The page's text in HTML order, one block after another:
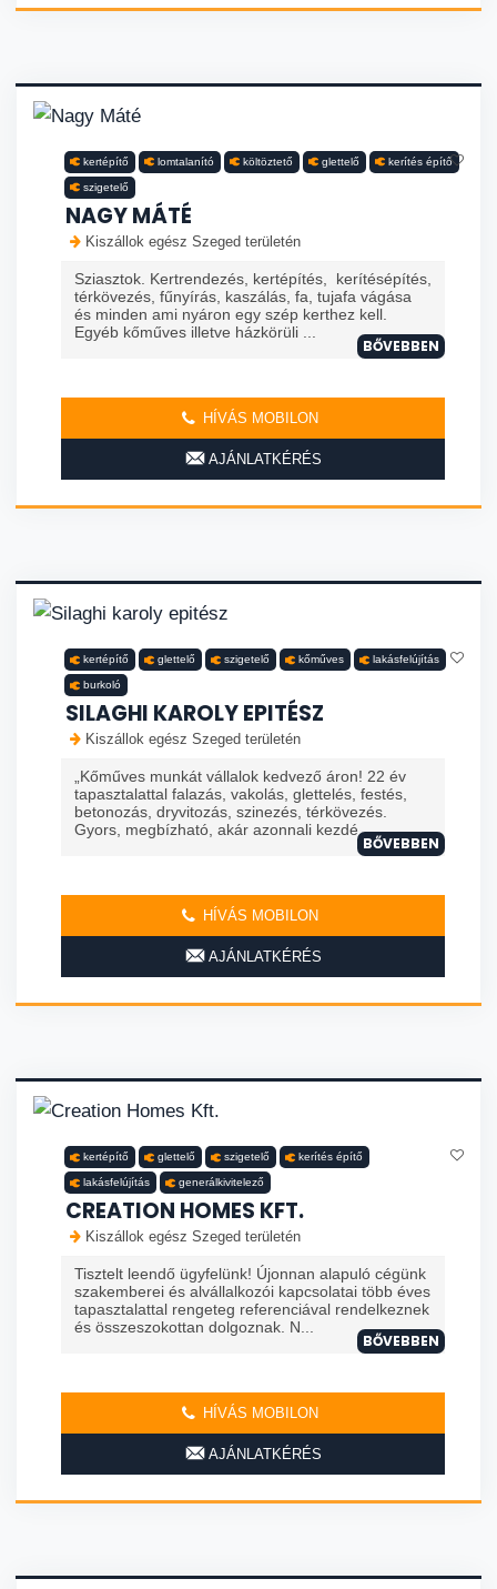
kertépítő lomtalanító költöztető glettelő kerítés építő
szigetelő
NAGY MÁTÉ
Kiszállok egész Szeged területén
Sziasztok. Kertrendezés, kertépítés, kerítésépítés,
térkövezés, fűnyírás, kaszálás, fa, tujafa vágása
és minden ami nyáron egy szép kerthez kell.
Egyéb kőműves illetve házkörüli ...
BŐVEBBEN
HÍVÁS MOBILON
AJÁNLATKÉRÉS
kertépítő glettelő szigetelő kőműves lakásfelújítás
burkoló
SILAGHI KAROLY EPITÉSZ
Kiszállok egész Szeged területén
„Kőműves munkát vállalok kedvező áron! 22 év
tapasztalattal falazás, vakolás, glettelés, festés,
betonozás, dryvitozás, szinezés, térkövezés.
Gyors, megbízható, akár azonnali kezdé
BŐVEBBEN
HÍVÁS MOBILON
AJÁNLATKÉRÉS
kertépítő glettelő szigetelő kerítés építő
lakásfelújítás generálkivitelező
CREATION HOMES KFT.
Kiszállok egész Szeged területén
Tisztelt leendő ügyfelünk! Újonnan alapuló cégünk
szakemberei és alvállalkozói kapcsolatai több éves
tapasztalattal rengeteg referenciával rendelkeznek
és összeszokottan dolgoznak. N...
BŐVEBBEN
HÍVÁS MOBILON
AJÁNLATKÉRÉS